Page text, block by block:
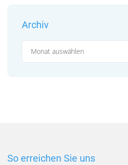
Archiv
Archiv
So erreichen Sie uns